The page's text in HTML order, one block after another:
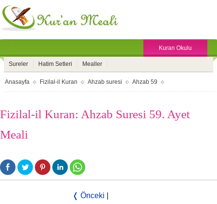
Kuran Okulu
Sureler Hatim Setleri Mealler
Anasayfa Fizilal-il Kuran Ahzab suresi Ahzab 59
Fizilal-il Kuran: Ahzab Suresi 59. Ayet
Meali
❬ Önceki